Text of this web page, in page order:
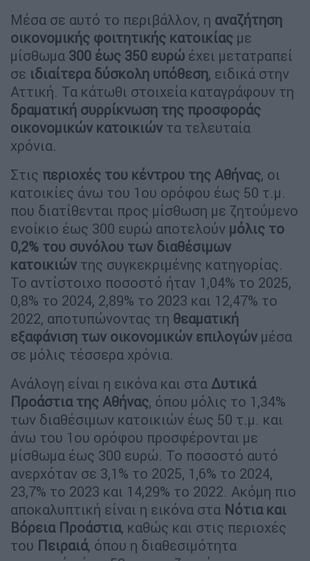
Μέσα σε αυτό το περιβάλλον, η αναζήτηση
οικονομικής φοιτητικής κατοικίας με
μίσθωμα 300 έως 350 ευρώ έχει μετατραπεί
σε ιδιαίτερα δύσκολη υπόθεση, ειδικά στην
Αττική. Τα κάτωθι στοιχεία καταγράφουν τη
δραματική συρρίκνωση της προσφοράς
οικονομικών κατοικιών τα τελευταία
χρόνια.
Στις περιοχές του κέντρου της Αθήνας, οι
κατοικίες άνω του 1ου ορόφου έως 50 τ.μ.
που διατίθενται προς μίσθωση με ζητούμενο
ενοίκιο έως 300 ευρώ αποτελούν μόλις το
0,2% του συνόλου των διαθέσιμων
κατοικιών της συγκεκριμένης κατηγορίας.
Το αντίστοιχο ποσοστό ήταν 1,04% το 2025,
0,8% το 2024, 2,89% το 2023 και 12,47% το
2022, αποτυπώνοντας τη θεαματική
εξαφάνιση των οικονομικών επιλογών μέσα
σε μόλις τέσσερα χρόνια.
Ανάλογη είναι η εικόνα και στα Δυτικά
Προάστια της Αθήνας, όπου μόλις το 1,34%
των διαθέσιμων κατοικιών έως 50 τ.μ. και
άνω του 1ου ορόφου προσφέρονται με
μίσθωμα έως 300 ευρώ. Το ποσοστό αυτό
ανερχόταν σε 3,1% το 2025, 1,6% το 2024,
23,7% το 2023 και 14,29% το 2022. Ακόμη πιο
αποκαλυπτική είναι η εικόνα στα Νότια και
Βόρεια Προάστια, καθώς και στις περιοχές
του Πειραιά, όπου η διαθεσιμότητα